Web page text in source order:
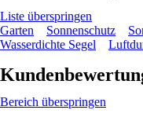
Liste überspringen
Garten
Sonnenschutz
Wasserdichte Segel
Bereich überspringen